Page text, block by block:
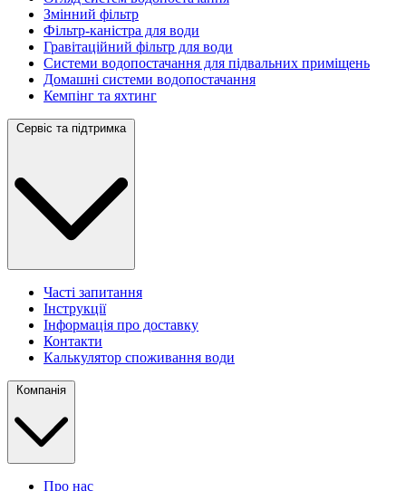
Змінний фільтр
Фільтр-каністра для води
Гравітаційний фільтр для води
Системи водопостачання для підвальних приміщень
Домашні системи водопостачання
Кемпінг та яхтинг
Сервіс та підтримка
Часті запитання
Інструкції
Інформація про доставку
Контакти
Калькулятор споживання води
Компанія
Про нас